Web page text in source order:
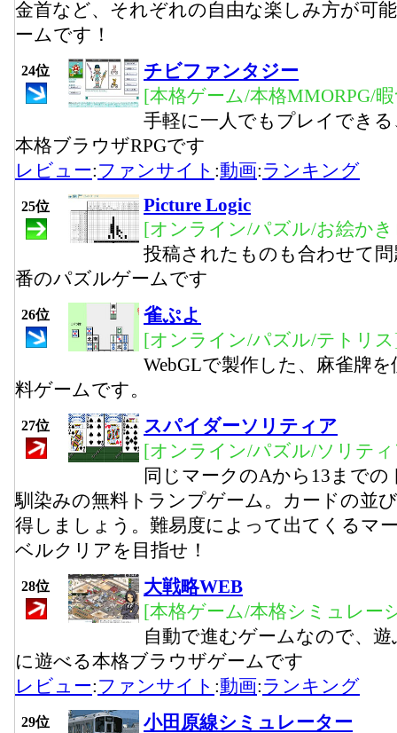
金首など、それぞれの自由な楽しみ方が可
ームです！
24位
チビファンタジー
[本格ゲーム/本格MMORPG/
手軽に一人でもプレイでき
本格ブラウザRPGです
レビュー:ファンサイト :動画:ランキング
25位
Picture Logic
[オンライン/パズル/お絵か
投稿されたものも合わせて
番のパズルゲームです
26位
雀ぷよ
[オンライン/パズル/テトリ
WebGLで製作した、麻雀牌
料ゲームです。
27位
スパイダーソリティア
[オンライン/パズル/ソリテ
同じマークのAから13まで
馴染みの無料トランプゲーム。カードの並
得しましょう。難易度によって出てくるマ
ベルクリアを目指せ！
28位
大戦略WEB
[本格ゲーム/本格シミュレー
自動で進むゲームなので、
に遊べる本格ブラウザゲームです
レビュー:ファンサイト :動画:ランキング
29位
小田原線シミュレーター